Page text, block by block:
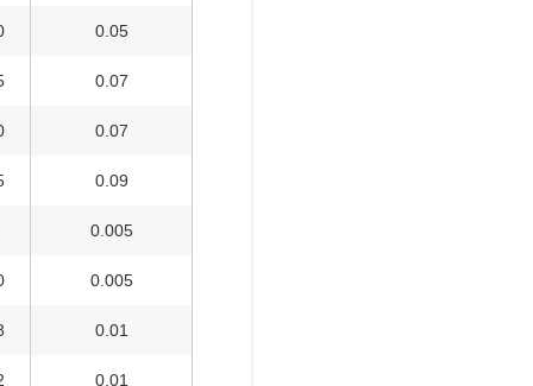
0.05
0.07
0.07
0.09
0.005
0.005
0.01
0.01